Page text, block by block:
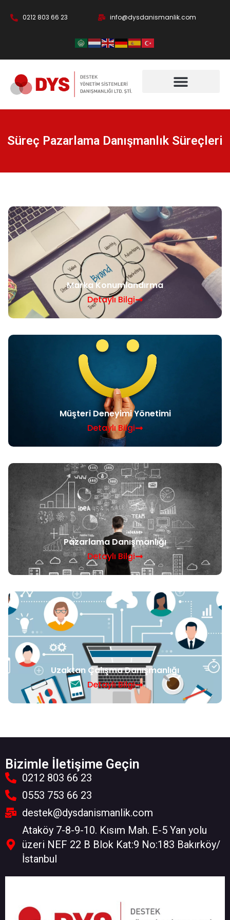
0212 803 66 23 info@dysdanismanlik.com
Süreç Pazarlama Danışmanlık Süreçleri
Marka Konumlandırma
Detaylı Bilgi
Müşteri Deneyimi Yönetimi
Detaylı Bilgi
Pazarlama Danışmanlığı
Detaylı Bilgi
Uzaktan Çalışma Danışmanlığı
Detaylı Bilgi
Bizimle İletişime Geçin
0212 803 66 23
0553 753 66 23
destek@dysdanismanlik.com
Ataköy 7-8-9-10. Kısım Mah. E-5 Yan yolu
üzeri NEF 22 B Blok Kat:9 No:183 Bakırköy/
İstanbul